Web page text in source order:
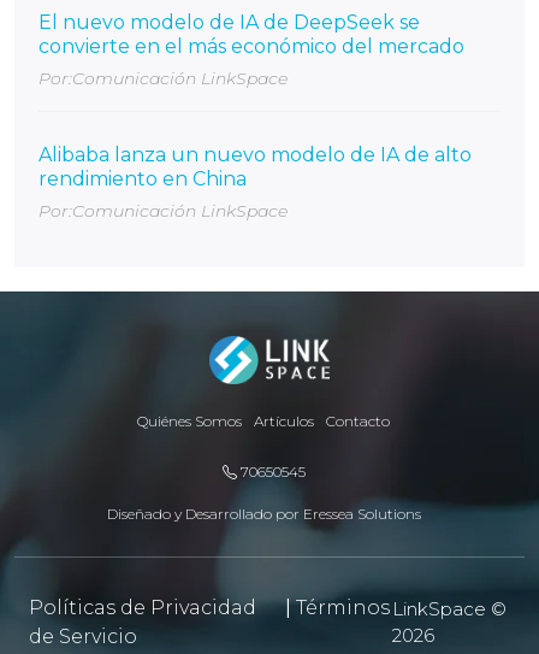
El nuevo modelo de IA de DeepSeek se
convierte en el más económico del mercado
Por:Comunicación LinkSpace
Alibaba lanza un nuevo modelo de IA de alto
rendimiento en China
Por:Comunicación LinkSpace
Quiénes Somos Artículos Contacto
70650545
Diseñado y Desarrollado por Eressea Solutions
Políticas de Privacidad |Términos
de Servicio
LinkSpace ©
2026